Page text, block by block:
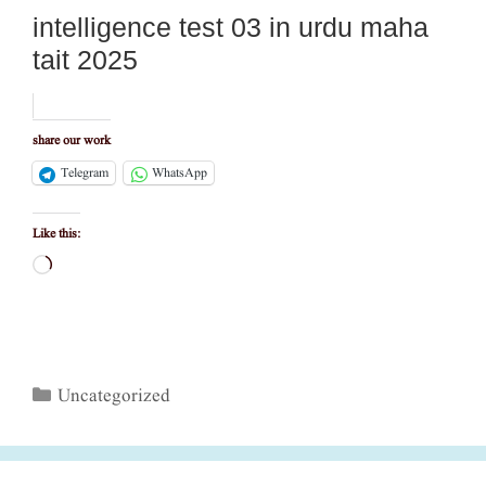
intelligence test 03 in urdu maha
tait 2025
share our work
Telegram
WhatsApp
Like this:
Loading…
Categories
Uncategorized